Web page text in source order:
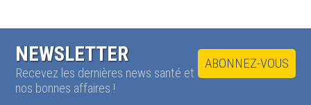
ABONNEZ-VOUS
NEWSLETTER
Recevez les dernières news santé et
nos bonnes affaires !